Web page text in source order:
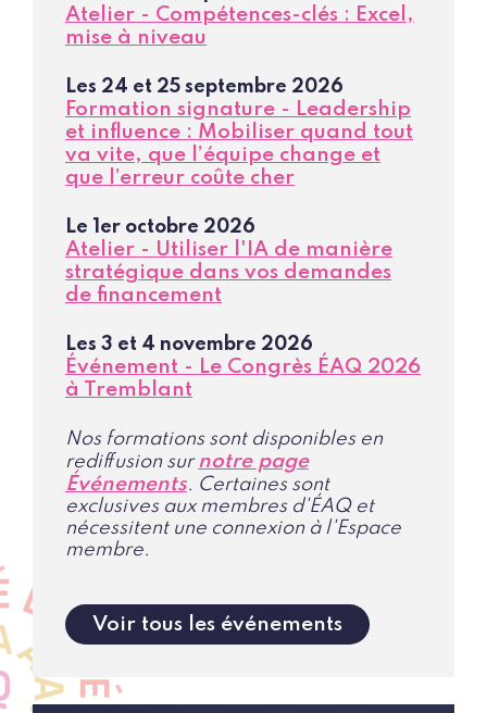
Atelier - Compétences-clés : Excel,
mise à niveau
Les 24 et 25 septembre 2026
Formation signature - Leadership
et influence : Mobiliser quand tout
va vite, que l’équipe change et
que l’erreur coûte cher
Le 1er octobre 2026
Atelier - Utiliser l'IA de manière
stratégique dans vos demandes
de financement
Les 3 et 4 novembre 2026
Événement - Le Congrès ÉAQ 2026
à Tremblant
Nos formations sont disponibles en
rediffusion surnotre page
Événements. Certaines sont
exclusives aux membres d'ÉAQ et
nécessitent une connexion à l'Espace
membre.
Voir tous les événements